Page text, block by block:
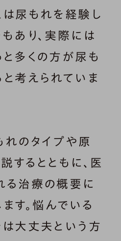
尿もれを経験し
あり、実際には
多くの方が尿も
考えられていま
のタイプや原
するとともに、医
る治療の概要に
す。悩んでいる
大丈夫という方